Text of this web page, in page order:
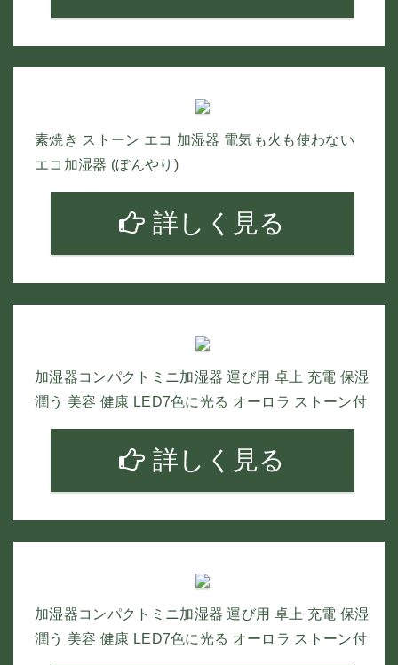
素焼き ストーン エコ 加湿器 電気も火も使わない
エコ加湿器 (ぼんやり)
詳しく見る
加湿器コンパクトミニ加湿器 運び用 卓上 充電 保湿
潤う 美容 健康 LED7色に光る オーロラ ストーン付
詳しく見る
加湿器コンパクトミニ加湿器 運び用 卓上 充電 保湿
潤う 美容 健康 LED7色に光る オーロラ ストーン付